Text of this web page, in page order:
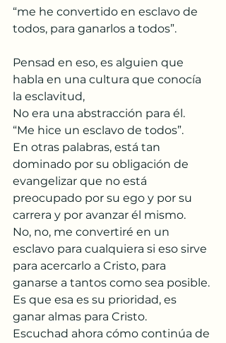
“me he convertido en esclavo de
todos, para ganarlos a todos”.
Pensad en eso, es alguien que
habla en una cultura que conocía
la esclavitud,
No era una abstracción para él.
“Me hice un esclavo de todos”.
En otras palabras, está tan
dominado por su obligación de
evangelizar que no está
preocupado por su ego y por su
carrera y por avanzar él mismo.
No, no, me convertiré en un
esclavo para cualquiera si eso sirve
para acercarlo a Cristo, para
ganarse a tantos como sea posible.
Es que esa es su prioridad, es
ganar almas para Cristo.
Escuchad ahora cómo continúa de